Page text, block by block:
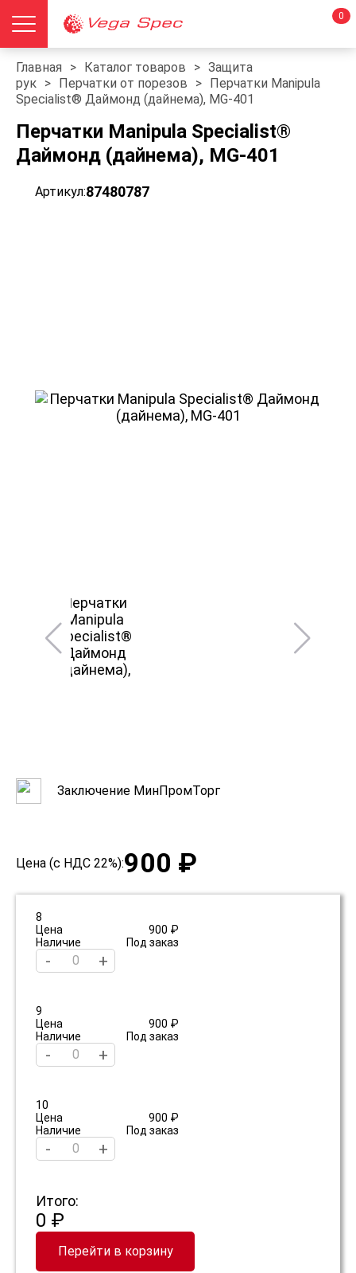
0
Главная > Каталог товаров > Защита
рук > Перчатки от порезов > Перчатки Manipula
Specialist® Даймонд (дайнема), MG-401
Перчатки Manipula Specialist®
Даймонд (дайнема), MG-401
Артикул:87480787
Заключение МинПромТорг
Цена (с НДС 22%):900 ₽
8
Цена
900 ₽
Наличие
Под заказ
- +
9
Цена
900 ₽
Наличие
Под заказ
- +
10
Цена
900 ₽
Наличие
Под заказ
- +
Итого:
0 ₽
Перейти в корзину